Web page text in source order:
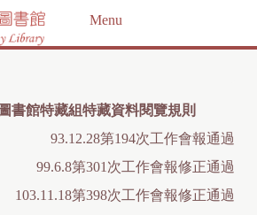
Jump to navigation
Menu
書館特藏組特藏資料閱覽規則
93.12.28第194次工作會報通過
99.6.8第301次工作會報修正通過
103.11.18第398次工作會報修正通過